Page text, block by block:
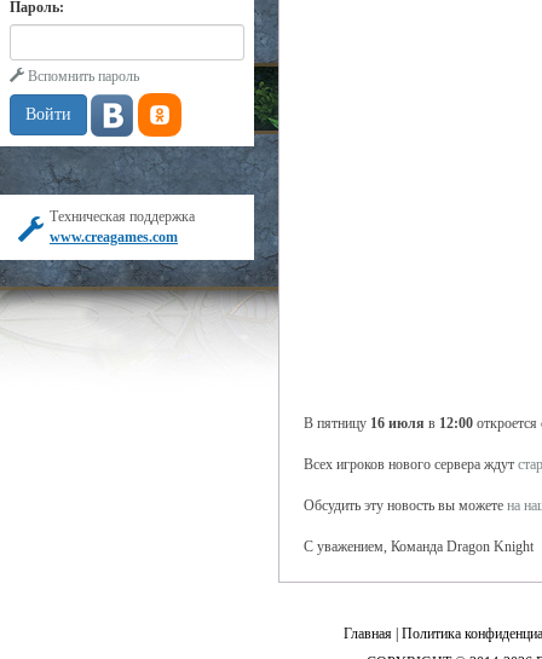
Пароль:
Вспомнить пароль
Техническая поддержка
www.creagames.com
В пятницу 16 июля в 12:00
Всех игроков нового сервера ждут
Обсудить эту новость вы можете на
С уважением, Команда Dragon Knight
Главная Политика